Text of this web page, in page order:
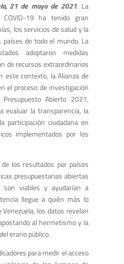
21 de mayo de 2021. La
19 ha tenido gran
los servicios de salud y la
países de todo el mundo. La
adoptaron medidas
de recursos extraordinarios
este contexto, la Alianza de
el proceso de investigación
Abierto 2021,
evaluar la transparencia, la
participación ciudadana en
implementados por los
los resultados por países
presupuestarias abiertas
viables y ayudarían a
llegue a quién más lo
Venezuela, los datos revelan
al hermetismo y la
erario público.
para medir el acceso